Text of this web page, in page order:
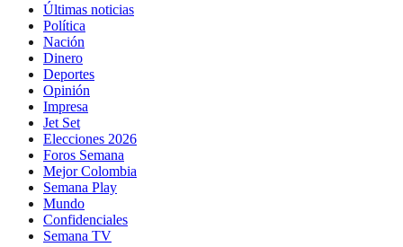
Últimas noticias
Política
Nación
Dinero
Deportes
Opinión
Impresa
Jet Set
Elecciones 2026
Foros Semana
Mejor Colombia
Semana Play
Mundo
Confidenciales
Semana TV